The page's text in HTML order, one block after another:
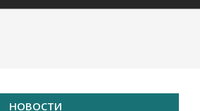
НОВОСТИ